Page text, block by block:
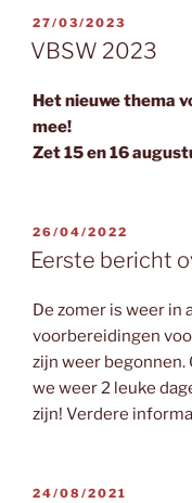
GEPLAATST
OP
27/03/2023
VBSW 2023
Het nieuwe thema
mee!
Zet 15 en 16
GEPLAATST
OP
26/04/2022
Eerste bericht
De zomer is weer in
voorbereidingen
zijn weer begonnen.
we weer 2 leuke
zijn! Verdere
GEPLAATST
24/08/2021